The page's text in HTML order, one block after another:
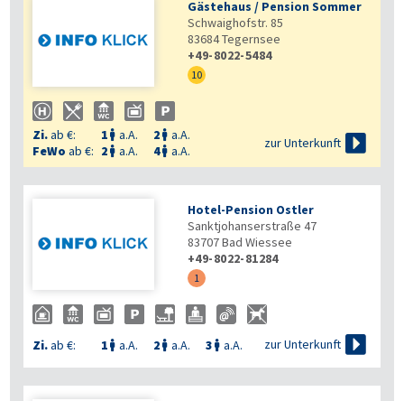
Gästehaus / Pension Sommer
Schwaighofstr. 85
83684Tegernsee
+49-8022-5484
10
Zi.ab €: 1  a.A. 2  a.A.
FeWo ab €: 2  a.A. 4 a.A.
zur Unterkunft 
Hotel-Pension Ostler
Sanktjohanserstraße 47
83707Bad Wiessee
+49-8022-81284
1
Zi.ab €: 1  a.A. 2  a.A. 3  a.A. zur Unterkunft 